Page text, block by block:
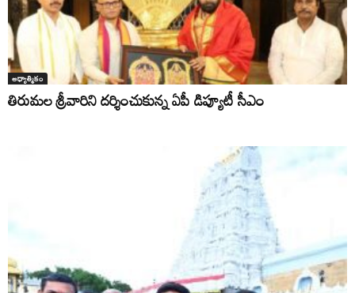
ఆధ్యాత్మికం
తిరుమల శ్రీవారిని దర్శించుకున్న ఏపీ డిప్యూటీ సీఎం